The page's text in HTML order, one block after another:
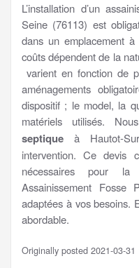
L’installation d’un
Seine (76113) est
dans un emplacement
coûts dépendent de la
varient en fonction de
aménagements
dispositif ; le model, la
matériels utilisés.
septique à Hautot-
intervention. Ce devis
nécessaires pour
Assainissement Fosse
adaptées à vos besoins.
abordable.
Originally posted 2021-03-31